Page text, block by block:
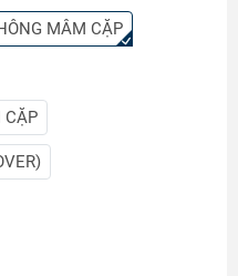
MÂM CẶP
CẶP